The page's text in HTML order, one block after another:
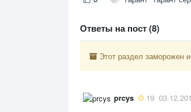
Ответы на пост (8)
Этот раздел заморожен
prcys 19